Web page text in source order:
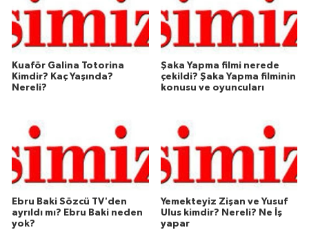
Kuaför Galina Totorina
Kimdir? Kaç Yaşında?
Nereli?
Şaka Yapma filmi nerede
çekildi? Şaka Yapma filminin
konusu ve oyuncuları
Ebru Baki Sözcü TV'den
ayrıldı mı? Ebru Baki neden
yok?
Yemekteyiz Zişan ve Yusuf
Ulus kimdir? Nereli? Ne İş
yapar